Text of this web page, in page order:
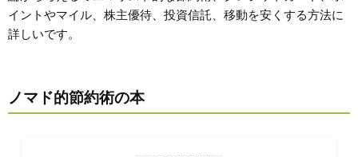
イントやマイル、株主優待、投資信託、移動を安くする方法に
詳しいです。
ノマド的節約術の本